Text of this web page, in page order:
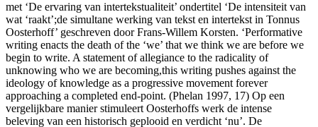
met ‘De ervaring van intertekstualiteit’ ondertitel ‘De intensiteit van
wat ‘raakt’;de simultane werking van tekst en intertekst in Tonnus
Oosterhoff’ geschreven door Frans-Willem Korsten. ‘Performative
writing enacts the death of the ‘we’ that we think we are before we
begin to write. A statement of allegiance to the radicality of
unknowing who we are becoming,this writing pushes against the
ideology of knowledge as a progressive movement forever
approaching a completed end-point. (Phelan 1997, 17) Op een
vergelijkbare manier stimuleert Oosterhoffs werk de intense
beleving van een historisch geplooid en verdicht ‘nu’. De